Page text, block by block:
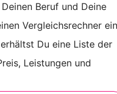
Beruf und Deine
Vergleichsrechner
Du eine Liste der
Leistungen und